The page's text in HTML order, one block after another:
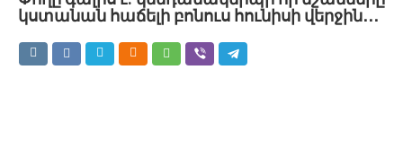
կստանան հաճելի բոնուս հունիսի վերջին․․․